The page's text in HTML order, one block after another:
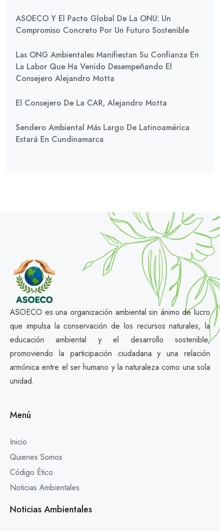
ASOECO Y El Pacto Global De La ONU: Un
Compromiso Concreto Por Un Futuro Sostenible
Las ONG Ambientales Manifiestan Su Confianza En
La Labor Que Ha Venido Desempeñando El
Consejero Alejandro Motta
El Consejero De La CAR, Alejandro Motta
Sendero Ambiental Más Largo De Latinoamérica
Estará En Cundinamarca
ASOECO es una organización ambiental sin ánimo de lucro
que impulsa la conservación de los recursos naturales, la
educación ambiental y el desarrollo sostenible,
promoviendo la participación ciudadana y una relación
armónica entre el ser humano y la naturaleza como una sola
unidad.
Menú
Inicio
Quienes Somos
Código Ético
Noticias Ambientales
Noticias Ambientales